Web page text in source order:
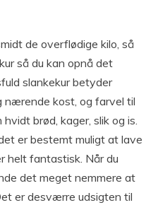
de overflødige kilo, så
så du kan opnå det
slankekur betyder
nærende kost, og farvel til
brød, kager, slik og is.
er bestemt muligt at lave
helt fantastisk. Når du
det meget nemmere at
er desværre udsigten til